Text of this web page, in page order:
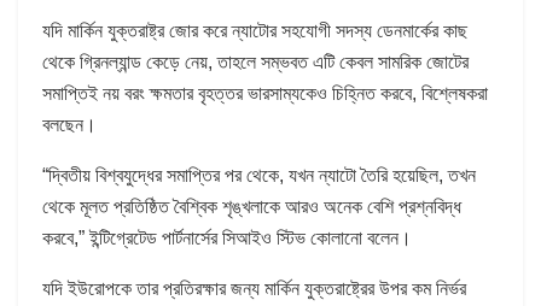
যদি মার্কিন যুক্তরাষ্ট্র জোর করে ন্যাটোর সহযোগী সদস্য ডেনমার্কের কাছ
থেকে গ্রিনল্যান্ড কেড়ে নেয়, তাহলে সম্ভবত এটি কেবল সামরিক জোটের
সমাপ্তিই নয় বরং ক্ষমতার বৃহত্তর ভারসাম্যকেও চিহ্নিত করবে, বিশ্লেষকরা
বলছেন।
“দ্বিতীয় বিশ্বযুদ্ধের সমাপ্তির পর থেকে, যখন ন্যাটো তৈরি হয়েছিল, তখন
থেকে মূলত প্রতিষ্ঠিত বৈশ্বিক শৃঙ্খলাকে আরও অনেক বেশি প্রশ্নবিদ্ধ
করবে,” ইন্টিগ্রেটেড পার্টনার্সের সিআইও স্টিভ কোলানো বলেন।
যদি ইউরোপকে তার প্রতিরক্ষার জন্য মার্কিন যুক্তরাষ্ট্রের উপর কম নির্ভর